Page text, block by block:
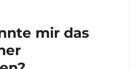
mir das